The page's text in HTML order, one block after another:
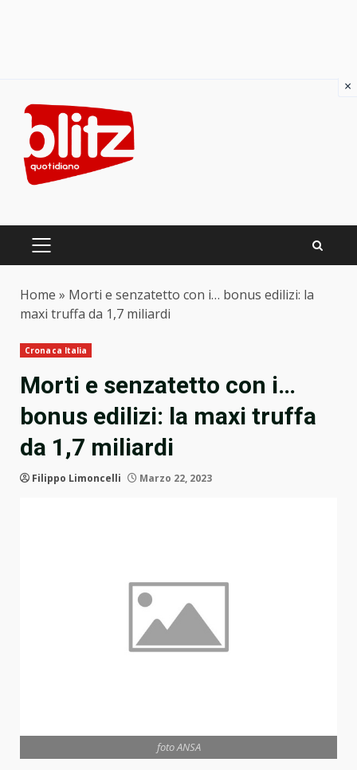
content
PRIMARY
Home » Morti e senzatetto con i… bonus edilizi: la
maxi truffa da 1,7 miliardi
Cronaca Italia
Morti e senzatetto con i…
bonus edilizi: la maxi truffa
da 1,7 miliardi
Filippo Limoncelli Marzo 22, 2023
foto ANSA
×